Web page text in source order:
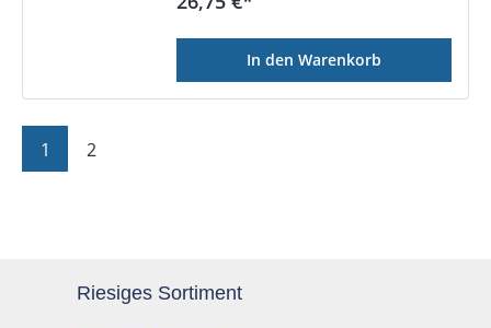
In den Warenkorb
Seite
1 Seite
2
Riesiges Sortiment